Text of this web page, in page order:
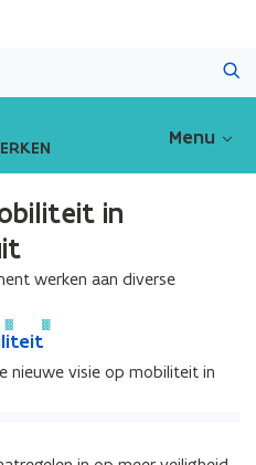
inhoud
Menu
in
werken aan diverse
nieuwe visie op mobiliteit in